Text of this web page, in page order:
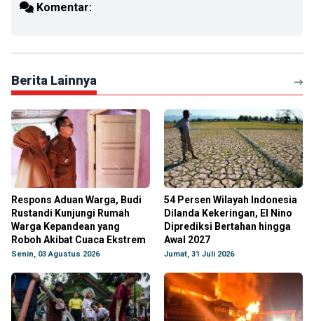
Komentar:
Berita Lainnya
Respons Aduan Warga, Budi
Rustandi Kunjungi Rumah
Warga Kepandean yang
Roboh Akibat Cuaca Ekstrem
Senin, 03 Agustus 2026
54 Persen Wilayah Indonesia
Dilanda Kekeringan, El Nino
Diprediksi Bertahan hingga
Awal 2027
Jumat, 31 Juli 2026